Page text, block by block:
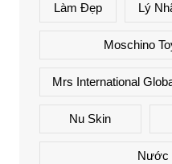
Làm Đẹp Lý
Moschino
Mrs International
Nu Skin
Nước